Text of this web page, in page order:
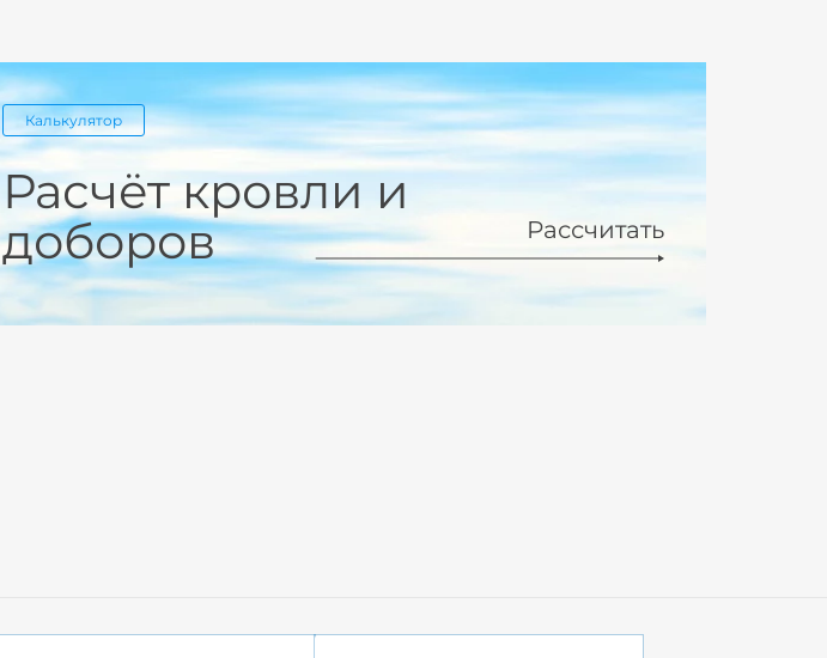
Калькулятор
Расчёт кровли и
доборов
Рассчитать